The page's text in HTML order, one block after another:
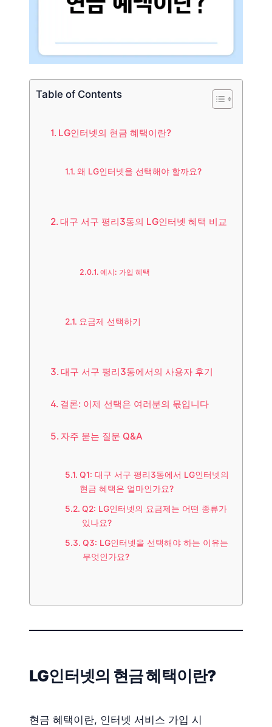
Table of Contents
LG인터넷의 현금 혜택이란?
왜 LG인터넷을 선택해야 할까요?
대구 서구 평리3동의 LG인터넷 혜택 비교
예시: 가입 혜택
요금제 선택하기
대구 서구 평리3동에서의 사용자 후기
결론: 이제 선택은 여러분의 몫입니다
자주 묻는 질문 Q&A
Q1: 대구 서구 평리3동에서 LG인터넷의
현금 혜택은 얼마인가요?
Q2: LG인터넷의 요금제는 어떤 종류가
있나요?
Q3: LG인터넷을 선택해야 하는 이유는
무엇인가요?
LG인터넷의 현금 혜택이란?
현금 혜택이란, 인터넷 서비스 가입 시